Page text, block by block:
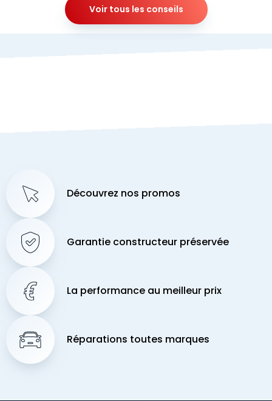
Voir tous les conseils
Découvrez nos promos
Garantie constructeur préservée
La performance au meilleur prix
Réparations toutes marques